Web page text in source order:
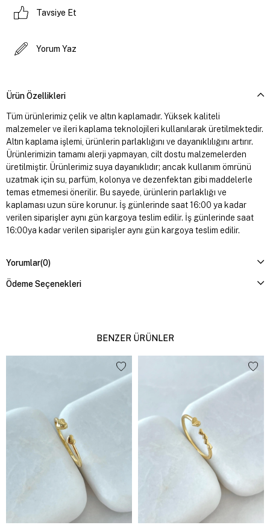
Tavsiye Et
Yorum Yaz
Ürün Özellikleri
Tüm ürünlerimiz çelik ve altın kaplamadır. Yüksek kaliteli
malzemeler ve ileri kaplama teknolojileri kullanılarak üretilmektedir.
Altın kaplama işlemi, ürünlerin parlaklığını ve dayanıklılığını artırır.
Ürünlerimizin tamamı alerji yapmayan, cilt dostu malzemelerden
üretilmiştir. Ürünlerimiz suya dayanıklıdır; ancak kullanım ömrünü
uzatmak için su, parfüm, kolonya ve dezenfektan gibi maddelerle
temas etmemesi önerilir. Bu sayede, ürünlerin parlaklığı ve
kaplaması uzun süre korunur. İş günlerinde saat 16:00 ya kadar
verilen siparişler aynı gün kargoya teslim edilir. İş günlerinde saat
16:00ya kadar verilen siparişler aynı gün kargoya teslim edilir.
Yorumlar(0)
Ödeme Seçenekleri
BENZER ÜRÜNLER